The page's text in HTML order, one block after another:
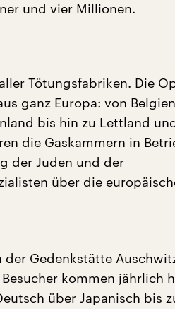
und vier Millionen.
Tötungsfabriken. Die
ganz Europa: von
bis hin zu Lettland
die Gaskammern in
der Juden und der
über die
Gedenkstätte
kommen jährlich
über Japanisch bis